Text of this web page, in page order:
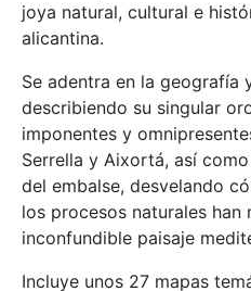
joya natural, cultural e
alicantina.
Se adentra en la geografía
describiendo su singular
imponentes y
Serrella y Aixortá, así
del embalse, desvelando
los procesos naturales han
inconfundible paisaje
Incluye unos 27 mapas